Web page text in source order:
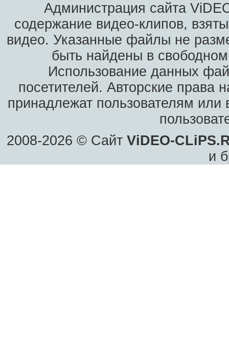
Администрация сайта
содержание видео-клипов,
видео. Указанные файлы не
быть найдены в
Использование данных
посетителей. Авторские права
принадлежат пользователям или
2008-2026 © Сайт ViDEO-
и